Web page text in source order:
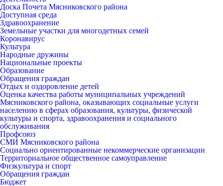
Доска Почета Мясниковского района
Доступная среда
Здравоохранение
Земельные участки для многодетных семей
Коронавирус
Культура
Народные дружины
Национальные проекты
Образование
Обращения граждан
Отдых и оздоровление детей
Оценка качества работы муниципальных учреждений
Мясниковского района, оказывающих социальные услуги
населению в сферах образования, культуры, физической
культуры и спорта, здравоохранения и социального
обслуживания
Профсоюз
СМИ Мясниковского района
Социально ориентированные некоммерческие организации
Территориальное общественное самоуправление
Физкультура и спорт
Обращения граждан
Бюджет